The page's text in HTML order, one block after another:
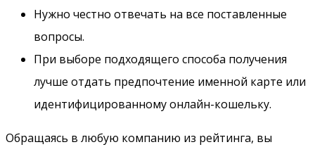
Нужно честно отвечать на все поставленные
вопросы.
При выборе подходящего способа получения
лучше отдать предпочтение именной карте или
идентифицированному онлайн-кошельку.
Обращаясь в любую компанию из рейтинга, вы